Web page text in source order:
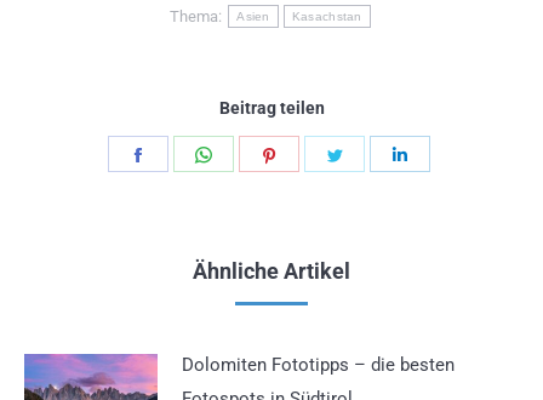
Thema: Asien Kasachstan
Beitrag teilen
Teilen
Teilen
Teilen
Ähnliche Artikel
Dolomiten Fototipps – die besten